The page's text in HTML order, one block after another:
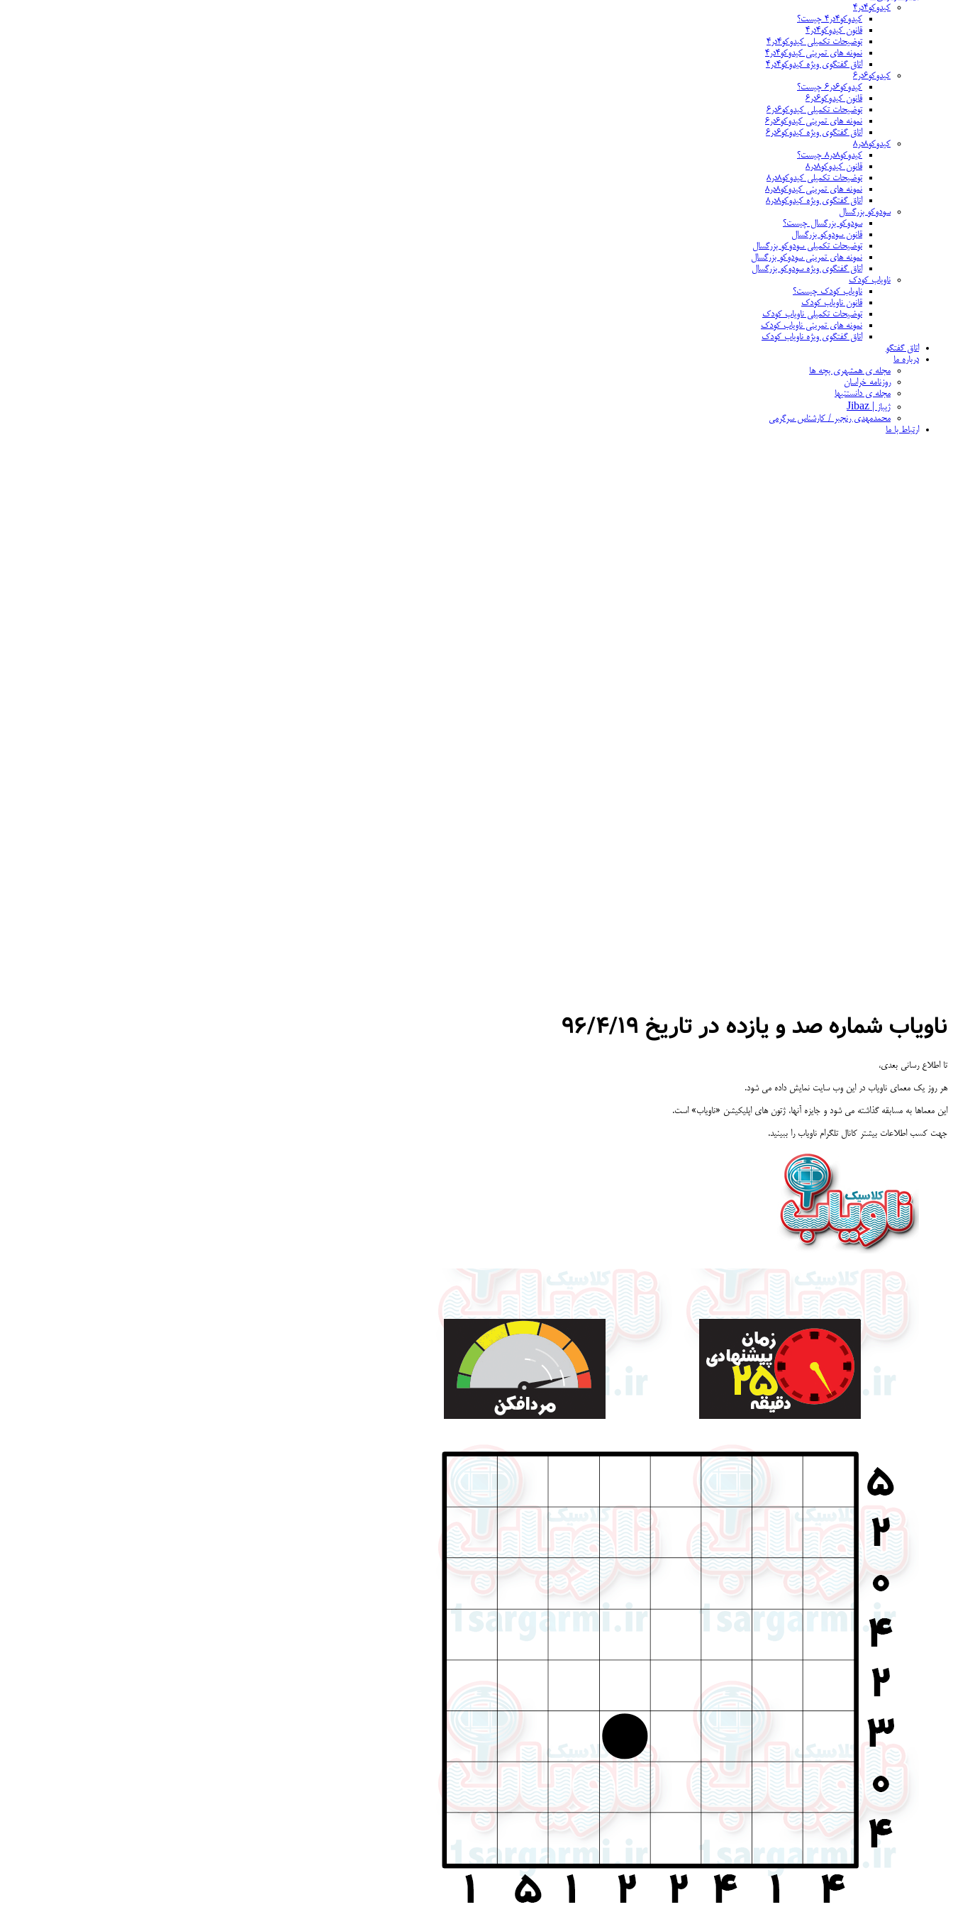
کیدوکو۴در۴
کیدوکو۴در۴ چیست؟
قانون کیدوکو۴در۴
توضیحات تکمیلی کیدوکو۴در۴
نمونه های تمرینی کیدوکو۴در۴
اتاق گفتگوی ویژه کیدوکو۴در۴
کیدوکو۶در۶
کیدوکو۶در۶ چیست؟
قانون کیدوکو۶در۶
توضیحات تکمیلی کیدوکو۶در۶
نمونه های تمرینی کیدوکو۶در۶
اتاق گفتگوی ویژه کیدوکو۶در۶
کیدوکو۸در۸
کیدوکو۸در۸ چیست؟
قانون کیدوکو۸در۸
توضیحات تکمیلی کیدوکو۸در۸
نمونه های تمرینی کیدوکو۸در۸
اتاق گفتگوی ویژه کیدوکو۸در۸
سودوکو بزرگسال
سودوکو بزرگسال چیست؟
قانون سودوکو بزرگسال
توضیحات تکمیلی سودوکو بزرگسال
نمونه های تمرینی سودوکو بزرگسال
اتاق گفتگوی ویژه سودوکو بزرگسال
ناویاب کودک
ناویاب کودک چیست؟
قانون ناویاب کودک
توضیحات تکمیلی ناویاب کودک
نمونه های تمرینی ناویاب کودک
اتاق گفتگوی ویژه ناویاب کودک
اتاق گفتگو
درباره ما
مجله ی همشهری بچه ها
روزنامه خراسان
مجله ی دانستنیها
ژیباز | Jibaz
محمدمهدی رنجبر / کارشناس سرگرمی
ارتباط با ما
ناویاب شماره صد و یازده در تاریخ ۹۶/۴/۱۹
تا اطلاع رسانی بعدی،
هر روز یک معمای ناویاب در این وب سایت نمایش داده می شود.
این معماها به مسابقه گذاشته می شود و جایزه آنها، ژتون های اپلیکیشن «ناویاب» است.
جهت کسب اطلاعات بیشتر کانال تلگرام ناویاب را ببینید.